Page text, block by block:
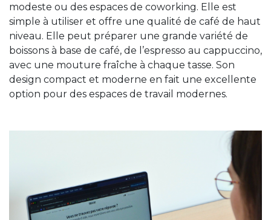
modeste ou des espaces de coworking. Elle est
simple à utiliser et offre une qualité de café de haut
niveau. Elle peut préparer une grande variété de
boissons à base de café, de l’espresso au cappuccino,
avec une mouture fraîche à chaque tasse. Son
design compact et moderne en fait une excellente
option pour des espaces de travail modernes.